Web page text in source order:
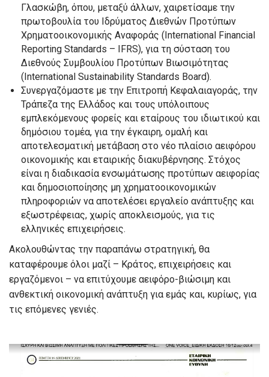
Γλασκώβη, όπου, μεταξύ άλλων, χαιρετίσαμε την
πρωτοβουλία του Ιδρύματος Διεθνών Προτύπων
Χρηματοοικονομικής Αναφοράς (International Financial
Reporting Standards – IFRS), για τη σύσταση του
Διεθνούς Συμβουλίου Προτύπων Βιωσιμότητας
(International Sustainability Standards Board).
Συνεργαζόμαστε με την Επιτροπή Κεφαλαιαγοράς, την
Τράπεζα της Ελλάδος και τους υπόλοιπους
εμπλεκόμενους φορείς και εταίρους του ιδιωτικού και
δημόσιου τομέα, για την έγκαιρη, ομαλή και
αποτελεσματική μετάβαση στο νέο πλαίσιο αειφόρου
οικονομικής και εταιρικής διακυβέρνησης. Στόχος
είναι η διαδικασία ενσωμάτωσης προτύπων αειφορίας
και δημοσιοποίησης μη χρηματοοικονομικών
πληροφοριών να αποτελέσει εργαλείο ανάπτυξης και
εξωστρέφειας, χωρίς αποκλεισμούς, για τις
ελληνικές επιχειρήσεις.
Ακολουθώντας την παραπάνω στρατηγική, θα
καταφέρουμε όλοι μαζί – Κράτος, επιχειρήσεις και
εργαζόμενοι – να επιτύχουμε αειφόρο-βιώσιμη και
ανθεκτική οικονομική ανάπτυξη για εμάς και, κυρίως, για
τις επόμενες γενιές.